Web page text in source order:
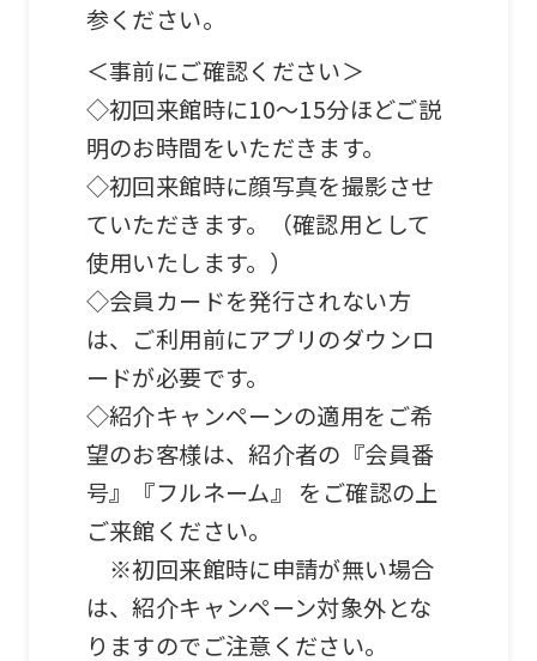
参ください。
＜事前にご確認ください＞
◇初回来館時に10～15分ほどご説
明のお時間をいただきます。
◇初回来館時に顔写真を撮影させ
ていただきます。（確認用として
使用いたします。）
◇会員カードを発行されない方
は、ご利用前にアプリのダウンロ
ードが必要です。
◇紹介キャンペーンの適用をご希
望のお客様は、紹介者の『会員番
号』『フルネーム』 をご確認の上
ご来館ください。
※初回来館時に申請が無い場合
は、紹介キャンペーン対象外とな
りますのでご注意ください。
be
an
accurate
translation.
The
translation
may
differ
the
original
content.
ask
that